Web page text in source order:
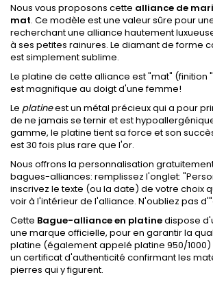
Nous vous proposons cette alliance de
mat. Ce modèle est une valeur sûre pour
recherchant une alliance hautement
à ses petites rainures. Le diamant de forme
est simplement sublime.
Le platine de cette alliance est "mat" (finition
est magnifique au doigt d'une femme!
Le platineest un métal précieux qui a pour
de ne jamais se ternir et est
gamme, le platine tient sa force et son
est 30 fois plus rare que l'or.
Nous offrons la personnalisation
bagues-alliances: remplissez l'onglet:
inscrivez le texte (ou la date) de votre choix
voir à l'intérieur de l'alliance. N'oubliez pas
Cette Bague-alliance en platinedispose
une marque officielle, pour en garantir la
platine (également appelé platine 950/
un certificat d'authenticité confirmant les
pierres qui y figurent.